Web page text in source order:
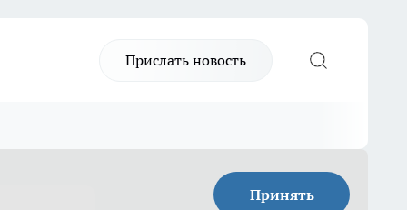
Прислать новость
Принять